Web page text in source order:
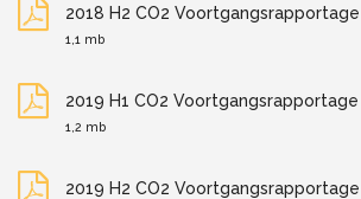
2018 H2 CO2 Voortgangsrapportage
1,1 mb
2019 H1 CO2 Voortgangsrapportage
1,2 mb
2019 H2 CO2 Voortgangsrapportage